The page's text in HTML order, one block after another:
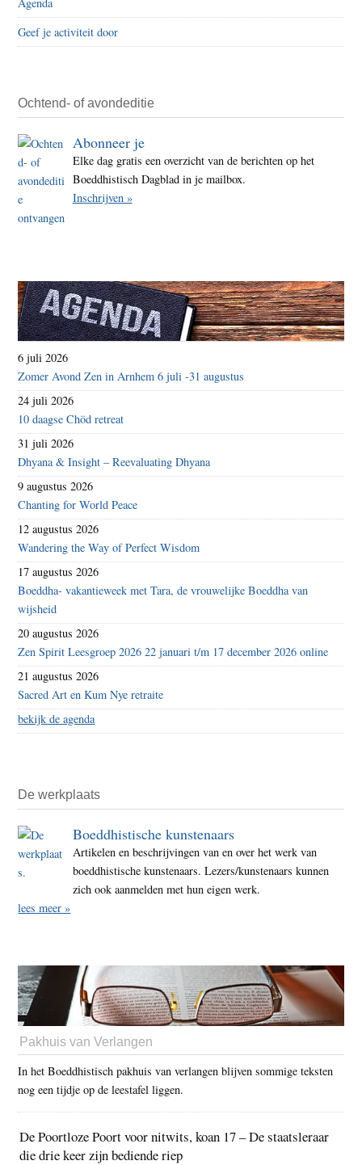
Geef je activiteit door
Ochtend- of avondeditie
Abonneer je
Elke dag gratis een overzicht van de berichten op het
Boeddhistisch Dagblad in je mailbox.
Inschrijven »
6 juli 2026
Zomer Avond Zen in Arnhem 6 juli -31 augustus
24 juli 2026
10 daagse Chöd retreat
31 juli 2026
Dhyana & Insight – Reevaluating Dhyana
9 augustus 2026
Chanting for World Peace
12 augustus 2026
Wandering the Way of Perfect Wisdom
17 augustus 2026
Boeddha- vakantieweek met Tara, de vrouwelijke Boeddha van
wijsheid
20 augustus 2026
Zen Spirit Leesgroep 2026 22 januari t/m 17 december 2026 online
21 augustus 2026
Sacred Art en Kum Nye retraite
bekijk de agenda
De werkplaats
Boeddhistische kunstenaars
Artikelen en beschrijvingen van en over het werk van
boeddhistische kunstenaars. Lezers/kunstenaars kunnen
zich ook aanmelden met hun eigen werk.
lees meer »
Pakhuis van Verlangen
In het Boeddhistisch pakhuis van verlangen blijven sommige teksten
nog een tijdje op de leestafel liggen.
De Poortloze Poort voor nitwits, koan 17 – De staatsleraar
die drie keer zijn bediende riep